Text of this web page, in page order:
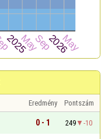
Eredmény
Pontszám
0 - 1 249
-10